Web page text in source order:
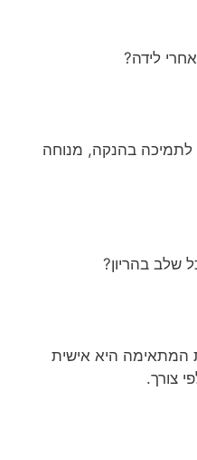
לידה?
בהנקה, מנוחה
שלב בהריון?
המתאימה היא אישית
צורך.